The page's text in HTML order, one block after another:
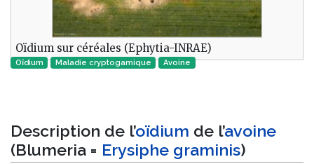
Oïdium sur céréales (Ephytia-INRAE)
Oïdium Maladie cryptogamique‎ Avoine
Description de l’oïdium de l’avoine
(Blumeria = Erysiphe graminis)